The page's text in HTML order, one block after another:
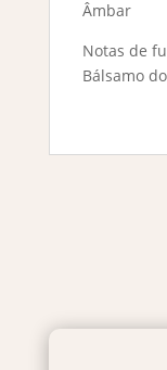
Âmbar
Notas de
Bálsamo